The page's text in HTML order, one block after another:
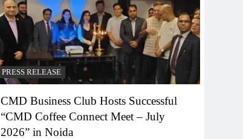
PRESS RELEASE
CMD Business Club Hosts Successful
“CMD Coffee Connect Meet – July
2026” in Noida